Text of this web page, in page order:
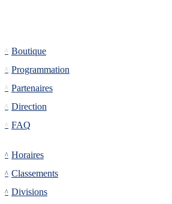
Boutique
Programmation
Partenaires
Direction
FAQ
Horaires
Classements
Divisions